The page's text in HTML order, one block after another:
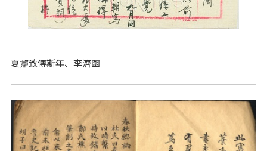
夏鼐致傅斯年、李濟函